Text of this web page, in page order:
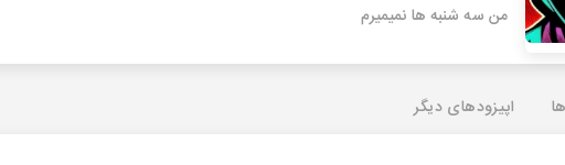
من سه شنبه ها نمیمیرم
اپیزودهای دیگر